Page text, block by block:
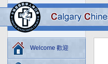
Welcome 歡迎